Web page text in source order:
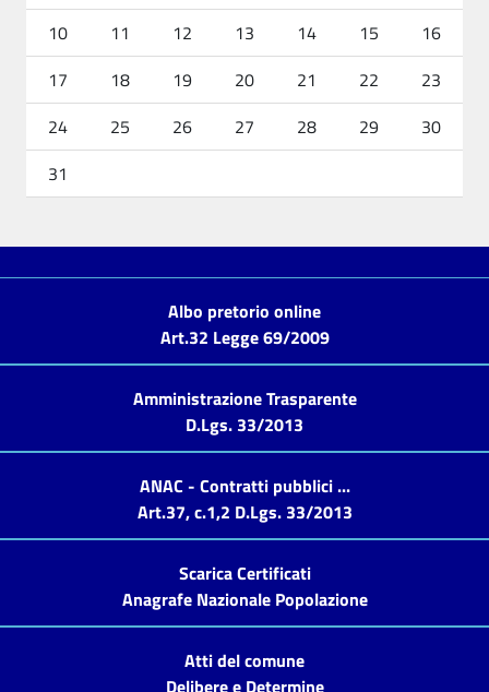
10
11 12 13 14 15
16
17
18 19 20 21 22
23
24
25 26 27 28 29
30
31
Albo pretorio online
Art.32 Legge 69/2009
Amministrazione Trasparente
D.Lgs. 33/2013
ANAC - Contratti pubblici ...
Art.37, c.1,2 D.Lgs. 33/2013
Scarica Certificati
Anagrafe Nazionale Popolazione
Atti del comune
Delibere e Determine